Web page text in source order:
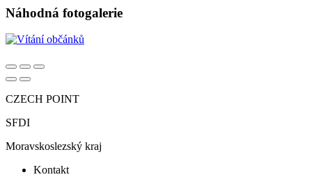
Náhodná fotogalerie
CZECH POINT
SFDI
Moravskoslezský kraj
Kontakt